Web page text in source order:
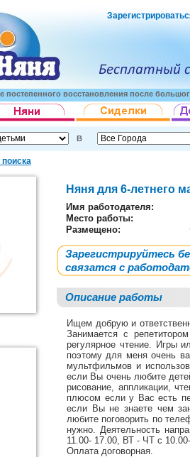
постепенного восстановления после
В
поиска
Няня для 6-летнего
Имя работодателя:
Место работы:
Размещено:
Зарегистрируйтесь
связатся с
Описание работы
Ищем добрую и
Занимается с
регулярное чтение. Игры
поэтому для меня очень
мультфильмов и
если Вы очень любите
рисование, аппликации,
плюсом если у Вас есть
если Вы не знаете чем
любите поговорить по
нужно. Деятельность
11.00- 17.00, ВТ - ЧТ с
Оплата договорная.